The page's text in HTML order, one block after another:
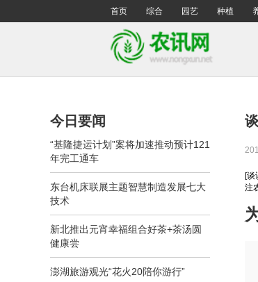
首页 综合 园艺 种植
今日要闻
“基隆捷运计划”案将加速推动预计121
年完工通车
东台机床联展主题智慧制造发展七大
技术
新北推出元宵幸福组合好茶+茶汤圆
健康尝
澎湖旅游观光“花火20陪你游行”
[谈
注